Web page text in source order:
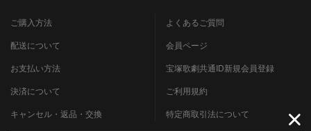
ご購入方法
配送について
お支払い方法
決済について
キャンセル・返品・交換
よくあるご質問
会員ページ
宝塚歌劇共通ID新規会員登録
ご利用規約
特定商取引法について